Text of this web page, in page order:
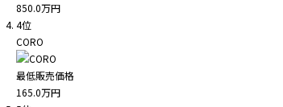
850.0万円
4位
CORO
最低販売価格
165.0万円